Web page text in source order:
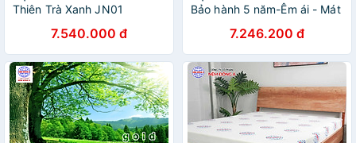
Thiên Trà Xanh JN01
7.540.000 đ
Bảo hành 5 năm-Êm ái - Mát
7.246.200 đ